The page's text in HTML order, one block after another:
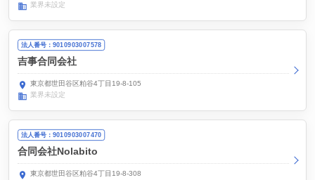
業界未設定
法人番号：9010903007578
吉事合同会社
東京都世田谷区粕谷4丁目19-8-105
業界未設定
法人番号：9010903007470
合同会社Nolabito
東京都世田谷区粕谷4丁目19-8-308